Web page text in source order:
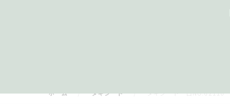
ホーム タキシード タキシード 白NO.62110